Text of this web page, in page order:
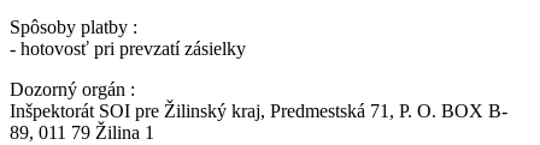
Spôsoby platby :
- hotovosť pri prevzatí zásielky
Dozorný orgán :
Inšpektorát SOI pre Žilinský kraj, Predmestská 71, P. O. BOX B-
89, 011 79 Žilina 1